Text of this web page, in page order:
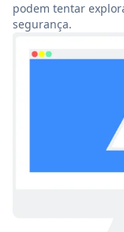
podem tentar
segurança.